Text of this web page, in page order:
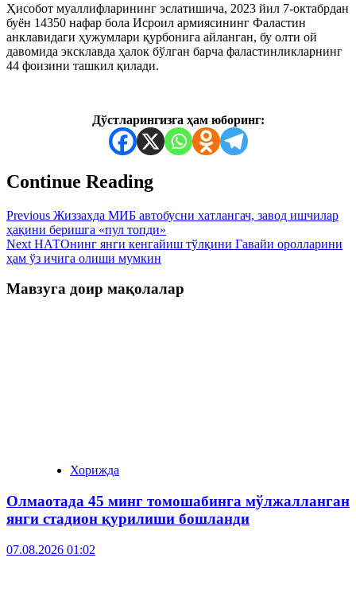
Ҳисобот муаллифларининг эслатишича, 2023 йил 7-октабрдан
буён 14350 нафар бола Исроил армиясининг Фаластин
анклавидаги ҳужумлари қурбонига айланган, бу олти ой
давомида эксклавда ҳалок бўлган барча фаластинликларнинг
44 фоизини ташкил қилади.
Дўстларингизга ҳам юборинг:
Continue Reading
Previous Жиззахда МИБ автобусни хатлангач, завод ишчилар
ҳақини беришга «пул топди»
Next НАТОнинг янги кенгайиш тўлқини Гавайи оролларини
ҳам ўз ичига олиши мумкин
Мавзуга доир мақолалар
Хорижда
Олмаотада 45 минг томошабинга мўлжалланган
янги стадион қурилиши бошланди
07.08.2026 01:02